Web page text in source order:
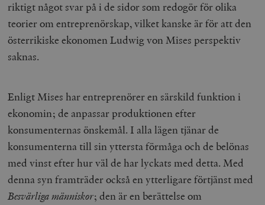
riktigt något svar på i de sidor som redogör för olika
teorier om entreprenörskap, vilket kanske är för att den
österrikiske ekonomen Ludwig von Mises perspektiv
saknas.
Enligt Mises har entreprenörer en särskild funktion i
ekonomin; de anpassar produktionen efter
konsumenternas önskemål. I alla lägen tjänar de
konsumenterna till sin yttersta förmåga och de belönas
med vinst efter hur väl de har lyckats med detta. Med
denna syn framträder också en ytterligare förtjänst med
Besvärliga människor;den är en berättelse om
woocommerce_cart_hash
Automattic
timbro.se
woocommerce_items_in_cart